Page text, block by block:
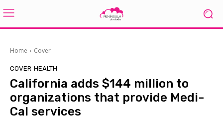
Home Cover
COVER HEALTH
California adds $144 million to
organizations that provide Medi-
Cal services